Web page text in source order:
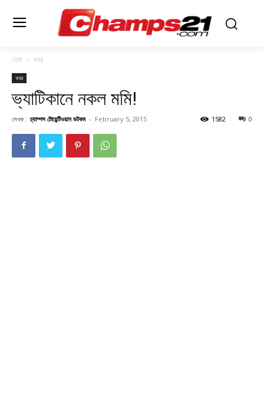
হোম খবর
খবর
ভ্যাটিকানে নকল মমি!
লেখক : চ্যাম্পস টোয়েন্টিওয়ান ডটকম - February 5, 2015 0
1582